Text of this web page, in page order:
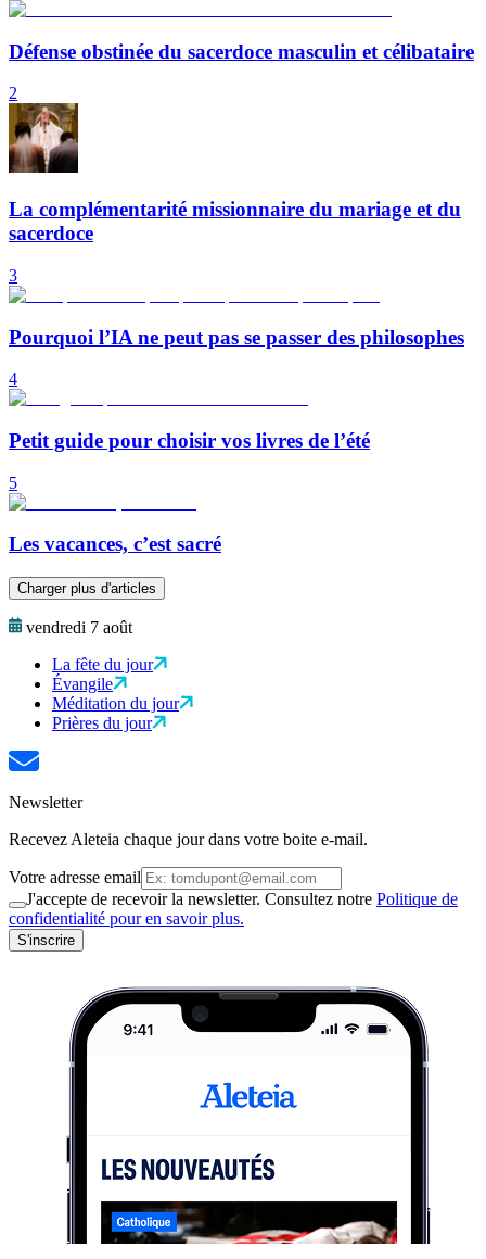
Défense obstinée du sacerdoce masculin et célibataire
2
La complémentarité missionnaire du mariage et du
sacerdoce
3
Pourquoi l’IA ne peut pas se passer des philosophes
4
Petit guide pour choisir vos livres de l’été
5
Les vacances, c’est sacré
Charger plus d'articles
vendredi 7 août
La fête du jour
Évangile
Méditation du jour
Prières du jour
Newsletter
Recevez Aleteia chaque jour dans votre boite e-mail.
Votre adresse email
J'accepte de recevoir la newsletter. Consultez notre Politique de
confidentialité pour en savoir plus.
S'inscrire